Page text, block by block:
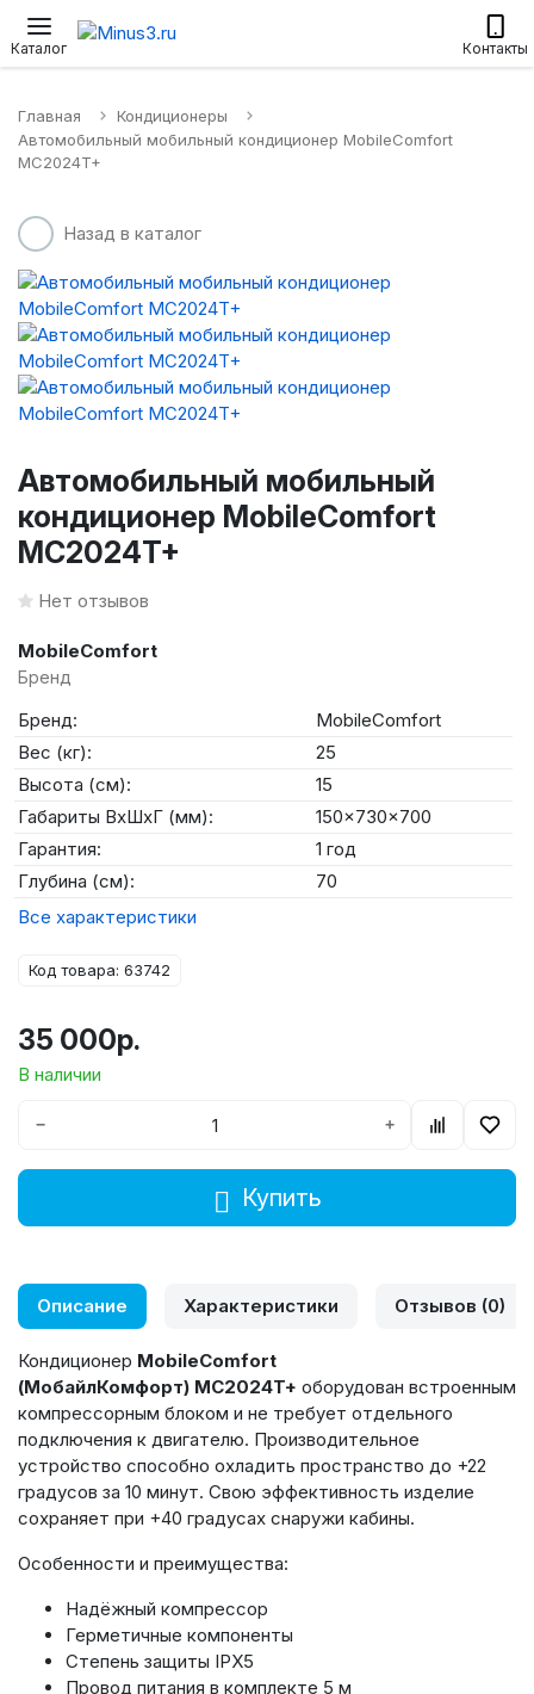
Каталог Контакты
Настенные сплит-системы
Главная
Кондиционеры
Автомобильный мобильный кондиционер MobileComfort
MC2024T+
Назад в каталог
Автомобильный мобильный
кондиционер MobileComfort
MC2024T+
Нет отзывов
MobileComfort
Бренд
Бренд:
MobileComfort
Вес (кг):
25
Высота (см):
15
Габариты ВхШхГ (мм):
150x730x700
Гарантия:
1 год
Глубина (см):
70
Все характеристики
Код товара: 63742
35 000р.
В наличии
− +
Купить
Описание Характеристики Отзывов (0)
Кондиционер MobileComfort
(МобайлКомфорт) MC2024T+ оборудован встроенным
компрессорным блоком и не требует отдельного
подключения к двигателю. Производительное
устройство способно охладить пространство до +22
градусов за 10 минут. Свою эффективность изделие
сохраняет при +40 градусах снаружи кабины.
Особенности и преимущества:
Надёжный компрессор
Герметичные компоненты
Степень защиты IPX5
Провод питания в комплекте 5 м